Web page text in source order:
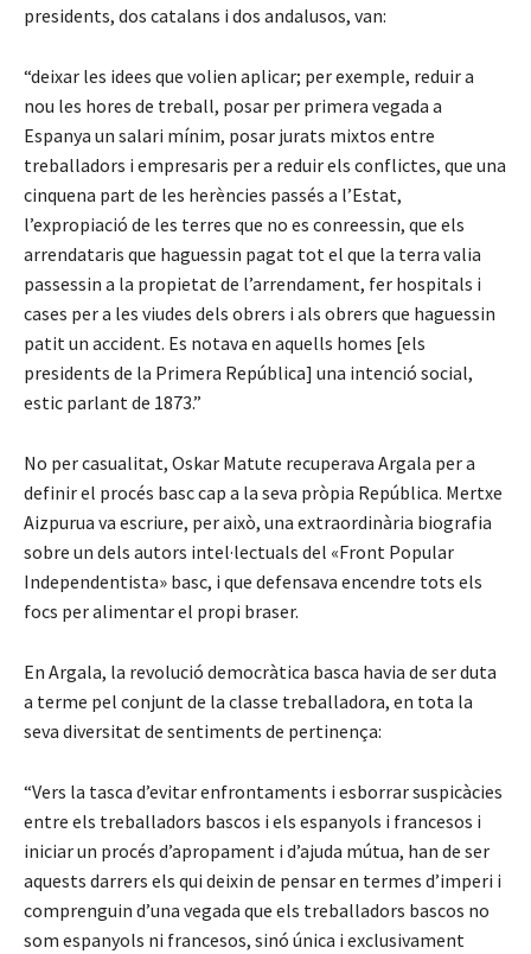
presidents, dos catalans i dos andalusos, van:
“deixar les idees que volien aplicar; per exemple, reduir a
nou les hores de treball, posar per primera vegada a
Espanya un salari mínim, posar jurats mixtos entre
treballadors i empresaris per a reduir els conflictes, que una
cinquena part de les herències passés a l’Estat,
l’expropiació de les terres que no es conreessin, que els
arrendataris que haguessin pagat tot el que la terra valia
passessin a la propietat de l’arrendament, fer hospitals i
cases per a les viudes dels obrers i als obrers que haguessin
patit un accident. Es notava en aquells homes [els
presidents de la Primera República] una intenció social,
estic parlant de 1873.”
No per casualitat, Oskar Matute recuperava Argala per a
definir el procés basc cap a la seva pròpia República. Mertxe
Aizpurua va escriure, per això, una extraordinària biografia
sobre un dels autors intel·lectuals del «Front Popular
Independentista» basc, i que defensava encendre tots els
focs per alimentar el propi braser.
En Argala, la revolució democràtica basca havia de ser duta
a terme pel conjunt de la classe treballadora, en tota la
seva diversitat de sentiments de pertinença:
“Vers la tasca d’evitar enfrontaments i esborrar suspicàcies
entre els treballadors bascos i els espanyols i francesos i
iniciar un procés d’apropament i d’ajuda mútua, han de ser
aquests darrers els qui deixin de pensar en termes d’imperi i
comprenguin d’una vegada que els treballadors bascos no
som espanyols ni francesos, sinó única i exclusivament